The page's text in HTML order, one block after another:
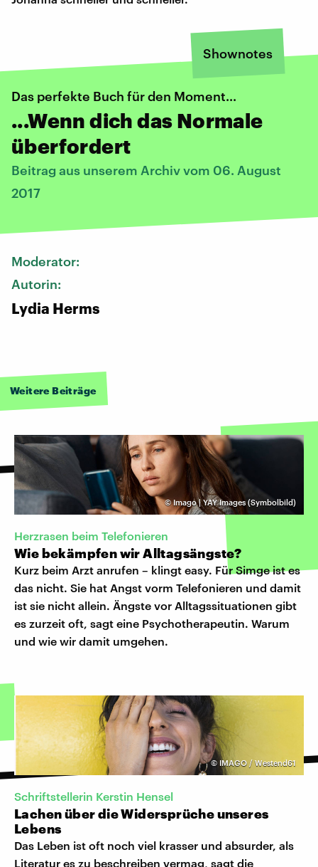
Shownotes
Das perfekte Buch für den Moment...
...Wenn dich das Normale
überfordert
Beitrag aus unserem Archiv vom 06. August
2017
Moderator:
Autorin:
Lydia Herms
Weitere Beiträge
©Imago | YAY Images (Symbolbild)
Herzrasen beim Telefonieren
Wie bekämpfen wir Alltagsängste?
Kurz beim Arzt anrufen – klingt easy. Für Simge ist es
das nicht. Sie hat Angst vorm Telefonieren und damit
ist sie nicht allein. Ängste vor Alltagssituationen gibt
es zurzeit oft, sagt eine Psychotherapeutin. Warum
und wie wir damit umgehen.
© IMAGO / Westend61
Schriftstellerin Kerstin Hensel
Lachen über die Widersprüche unseres
Lebens
Das Leben ist oft noch viel krasser und absurder, als
Literatur es zu beschreiben vermag, sagt die